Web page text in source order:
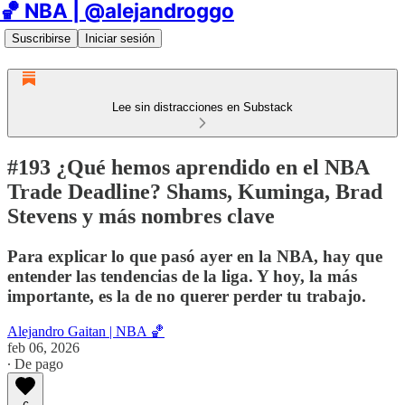
🏀 NBA | @alejandroggo
Suscribirse Iniciar sesión
Lee sin distracciones en Substack
#193 ¿Qué hemos aprendido en el NBA
Trade Deadline? Shams, Kuminga, Brad
Stevens y más nombres clave
Para explicar lo que pasó ayer en la NBA, hay que
entender las tendencias de la liga. Y hoy, la más
importante, es la de no querer perder tu trabajo.
Alejandro Gaitan | NBA 🏀
feb 06, 2026
∙ De pago